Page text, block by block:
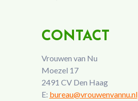
CONTACT
Vrouwen van Nu
Moezel 17
2491 CV Den Haag
E: bureau@vrouwenvannu.nl